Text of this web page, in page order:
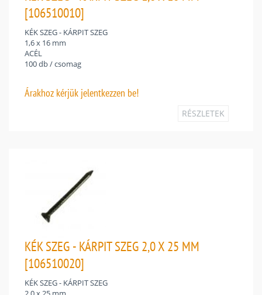
[106510010]
KÉK SZEG - KÁRPIT SZEG
1,6 x 16 mm
ACÉL
100 db / csomag
Árakhoz kérjük jelentkezzen be!
RÉSZLETEK
KÉK SZEG - KÁRPIT SZEG 2,0 X 25 MM
[106510020]
KÉK SZEG - KÁRPIT SZEG